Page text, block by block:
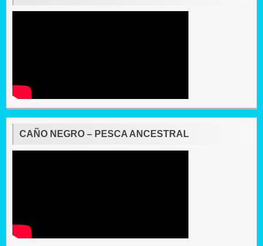
CAÑO NEGRO – PESCA ANCESTRAL